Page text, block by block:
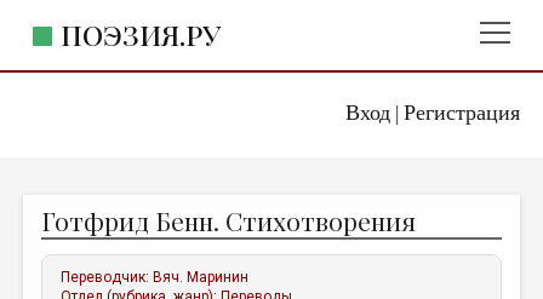
Вход| Регистрация
ПОЭЗИЯ.РУ
ЖАНРЫ
АВТОРЫ
Готфрид Бенн. Стихотворения
Переводчик: Вяч. Маринин